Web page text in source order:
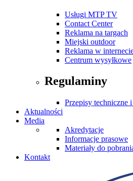
Usługi MTP TV
Contact Center
Reklama na targach
Miejski outdoor
Reklama w
Centrum wysyłkowe
Regulaminy
Przepisy techniczne
Aktualności
Media
Akredytacje
Informacje prasowe
Materiały do
Kontakt